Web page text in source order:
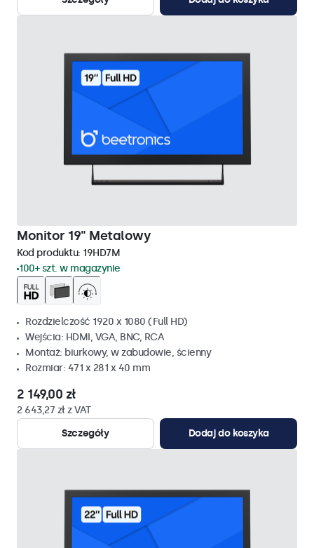
Monitor 19" Metalowy
Kod produktu: 19HD7M
100+ szt. w magazynie
Rozdzielczość 1920 x 1080 (Full HD)
Wejścia: HDMI, VGA, BNC, RCA
Montaż: biurkowy, w zabudowie, ścienny
Rozmiar: 471 x 281 x 40 mm
2 149,00 zł
2 643,27 zł z VAT
Szczegóły
Dodaj do koszyka